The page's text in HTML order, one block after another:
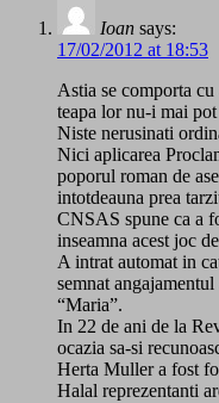
Ioan says:
17/02/2012 at 18:53
Astia se comporta
teapa lor nu-i mai pot
Niste nerusinati
Nici aplicarea
poporul roman de
intotdeauna prea
CNSAS spune ca a
inseamna acest joc
A intrat automat in
semnat
“Maria”.
In 22 de ani de la
ocazia sa-si
Herta Muller a fost
Halal reprezentanti